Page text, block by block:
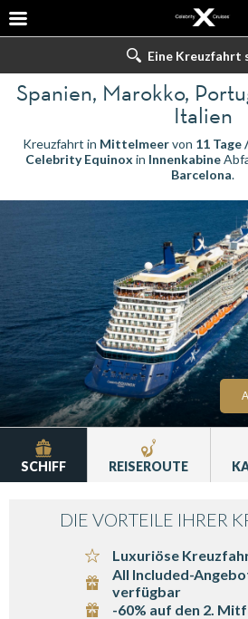
Eine Kreuzfahrt
Spanien, Marokko,
Italien
Kreuzfahrt in Mittelmeervon 11 Tage
Celebrity Equinox in Innenkabine
Barcelona.
SCHIFF REISEROUTE
DIE VORTEILE IHRER
Luxuriöse
All Included-
verfügbar
-60% auf den 2.